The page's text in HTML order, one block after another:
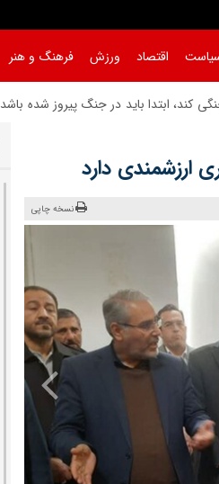
اقتصاد ورزش فرهنگ و هنر
کند، ابتدا باید در جنگ پیروز شده باشد
ارزشمندی دارد
نسخه چاپی